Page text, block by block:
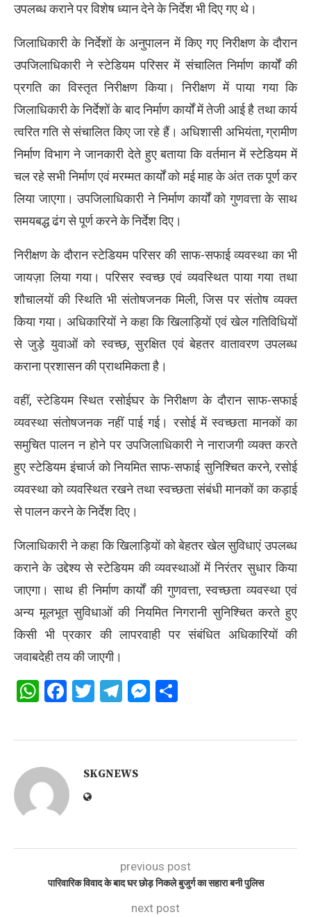
उपलब्ध कराने पर विशेष ध्यान देने के निर्देश भी दिए गए थे।
जिलाधिकारी के निर्देशों के अनुपालन में किए गए निरीक्षण के दौरान
उपजिलाधिकारी ने स्टेडियम परिसर में संचालित निर्माण कार्यों की
प्रगति का विस्तृत निरीक्षण किया। निरीक्षण में पाया गया कि
जिलाधिकारी के निर्देशों के बाद निर्माण कार्यों में तेजी आई है तथा कार्य
त्वरित गति से संचालित किए जा रहे हैं। अधिशासी अभियंता, ग्रामीण
निर्माण विभाग ने जानकारी देते हुए बताया कि वर्तमान में स्टेडियम में
चल रहे सभी निर्माण एवं मरम्मत कार्यों को मई माह के अंत तक पूर्ण कर
लिया जाएगा। उपजिलाधिकारी ने निर्माण कार्यों को गुणवत्ता के साथ
समयबद्ध ढंग से पूर्ण करने के निर्देश दिए।
निरीक्षण के दौरान स्टेडियम परिसर की साफ-सफाई व्यवस्था का भी
जायज़ा लिया गया। परिसर स्वच्छ एवं व्यवस्थित पाया गया तथा
शौचालयों की स्थिति भी संतोषजनक मिली, जिस पर संतोष व्यक्त
किया गया। अधिकारियों ने कहा कि खिलाड़ियों एवं खेल गतिविधियों
से जुड़े युवाओं को स्वच्छ, सुरक्षित एवं बेहतर वातावरण उपलब्ध
कराना प्रशासन की प्राथमिकता है।
वहीं, स्टेडियम स्थित रसोईघर के निरीक्षण के दौरान साफ-सफाई
व्यवस्था संतोषजनक नहीं पाई गई। रसोई में स्वच्छता मानकों का
समुचित पालन न होने पर उपजिलाधिकारी ने नाराजगी व्यक्त करते
हुए स्टेडियम इंचार्ज को नियमित साफ-सफाई सुनिश्चित करने, रसोई
व्यवस्था को व्यवस्थित रखने तथा स्वच्छता संबंधी मानकों का कड़ाई
से पालन करने के निर्देश दिए।
जिलाधिकारी ने कहा कि खिलाड़ियों को बेहतर खेल सुविधाएं उपलब्ध
कराने के उद्देश्य से स्टेडियम की व्यवस्थाओं में निरंतर सुधार किया
जाएगा। साथ ही निर्माण कार्यों की गुणवत्ता, स्वच्छता व्यवस्था एवं
अन्य मूलभूत सुविधाओं की नियमित निगरानी सुनिश्चित करते हुए
किसी भी प्रकार की लापरवाही पर संबंधित अधिकारियों की
जवाबदेही तय की जाएगी।
WhatsApp
Facebook
Twitter
Telegram
Messenger
SKGNEWS
previous post
पारिवारिक विवाद के बाद घर छोड़ निकले बुजुर्ग का सहारा बनी पुलिस
next post